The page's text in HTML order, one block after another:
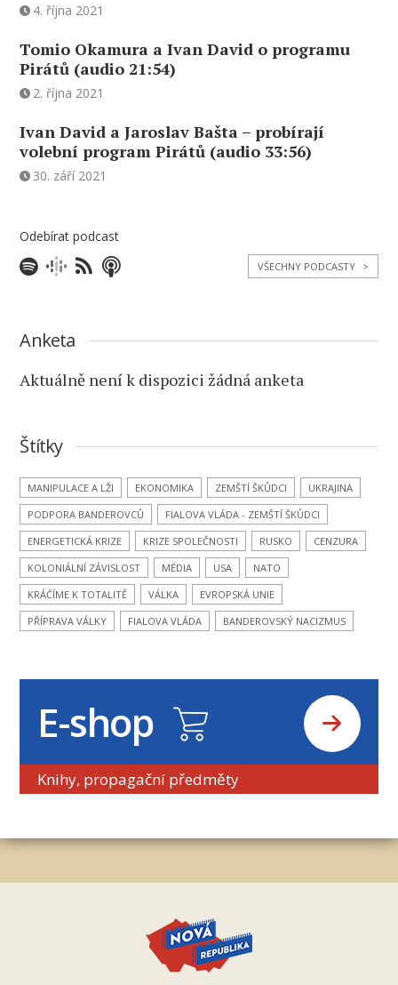
4. října 2021
Tomio Okamura a Ivan David o programu
Pirátů (audio 21:54)
2. října 2021
Ivan David a Jaroslav Bašta – probírají
volební program Pirátů (audio 33:56)
30. září 2021
Odebírat podcast
VŠECHNY PODCASTY >
Anketa
Aktuálně není k dispozici žádná anketa
Štítky
MANIPULACE A LŽI EKONOMIKA ZEMŠTÍ ŠKŮDCI
UKRAJINA
PODPORA BANDEROVCŮ
FIALOVA VLÁDA - ZEMŠTÍ ŠKŮDCI
ENERGETICKÁ KRIZE
KRIZE SPOLEČNOSTI RUSKO
CENZURA
KOLONIÁLNÍ ZÁVISLOST
MÉDIA USA
NATO
KRÁČÍME K TOTALITĚ
VÁLKA
EVROPSKÁ UNIE
PŘÍPRAVA VÁLKY
FIALOVA VLÁDA BANDEROVSKÝ NACIZMUS
E-shop
Knihy, propagační předměty